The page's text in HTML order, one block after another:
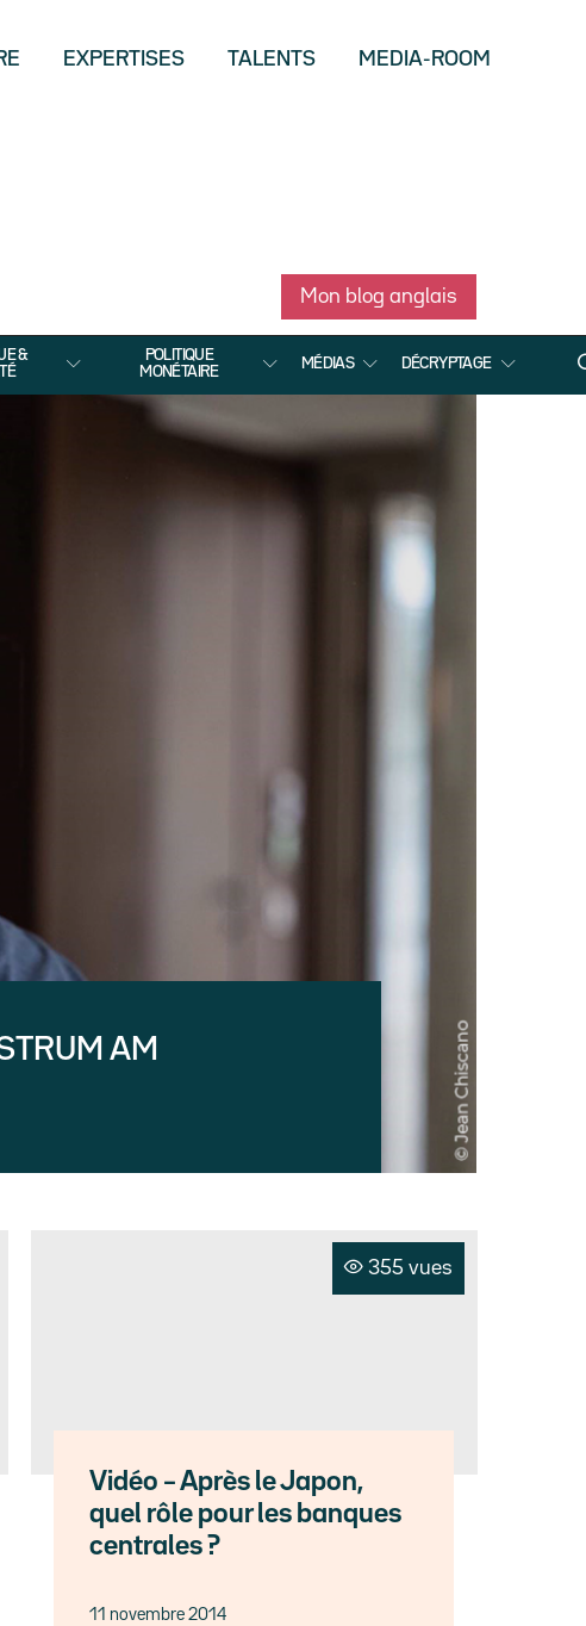
EXPERTISES TALENTS MEDIA-ROOM
Mon blog anglais
&
POLITIQUE
MONÉTAIRE
MÉDIAS DÉCRYPTAGE
AM
355 vues
Vidéo – Après le Japon,
quel rôle pour les banques
centrales ?
11 novembre 2014